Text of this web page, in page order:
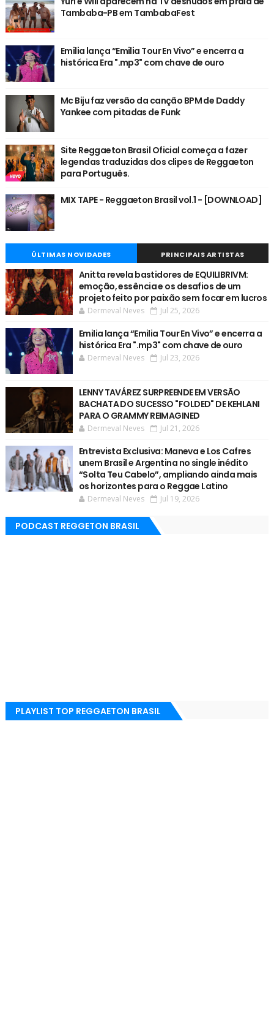
Tambaba-PB em TambabaFest
Emilia lança “Emilia Tour En Vivo” e encerra a
histórica Era ".mp3" com chave de ouro
Mc Biju faz versão da canção BPM de Daddy
Yankee com pitadas de Funk
Site Reggaeton Brasil Oficial começa a fazer
legendas traduzidas dos clipes de Reggaeton
para Português.
MIX TAPE - Reggaeton Brasil vol.1 - [DOWNLOAD]
ÚLTIMAS NOVIDADES PRINCIPAIS ARTISTAS
Anitta revela bastidores de EQUILIBRIVM:
emoção, essência e os desafios de um
projeto feito por paixão sem focar em lucros
Dermeval Neves Jul 25, 2026
Emilia lança “Emilia Tour En Vivo” e encerra a
histórica Era ".mp3" com chave de ouro
Dermeval Neves Jul 23, 2026
LENNY TAVÁREZ SURPREENDE EM VERSÃO
BACHATA DO SUCESSO "FOLDED" DE KEHLANI
PARA O GRAMMY REIMAGINED
Dermeval Neves Jul 21, 2026
Entrevista Exclusiva: Maneva e Los Cafres
unem Brasil e Argentina no single inédito
“Solta Teu Cabelo”, ampliando ainda mais
os horizontes para o Reggae Latino
Dermeval Neves Jul 19, 2026
PODCAST REGGETON BRASIL
PLAYLIST TOP REGGAETON BRASIL